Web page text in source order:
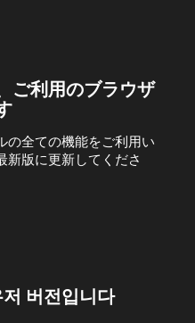
ご利用のブラウザ
の全ての機能をご利用い
新版に更新してくださ
버전입니다